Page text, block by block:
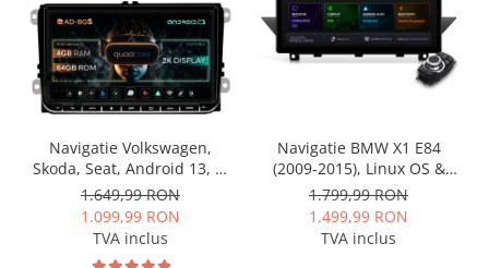
Navigatie Volkswagen,
Skoda, Seat, Android 13, S-
Quadcore / 4GB RAM +
64GB ROM, 9 Inch - AD-
BGSW94L
1.649,99 RON
1.099,99 RON
TVA inclus
Navigatie BMW X1 E84
(2009-2015), Linux OS &
OEM, Varianta iDrive,
CarPlay & Android Auto
Wireless, MirrorLink,
1.799,99 RON
1.499,99 RON
TVA inclus